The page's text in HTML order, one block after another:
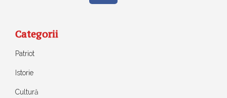
Categorii
Patriot
Istorie
Cultură